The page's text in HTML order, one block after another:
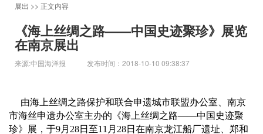
展出 >> 正文内容
《海上丝绸之路——中国史迹聚珍》展览
在南京展出
来源:中国海洋报 发布时间：2018-10-10 09:38:37
由海上丝绸之路保护和联合申遗城市联盟办公室、南京
市海丝申遗办公室主办的《海上丝绸之路——中国史迹聚
珍》展，于9月28日至11月28日在南京龙江船厂遗址、郑和